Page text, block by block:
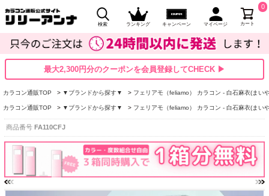
検索 ランキング キャンペーン マイページ カート
0
最大2,300円分のクーポンを会員登録してCHECK ▶
カラコン通販TOP ▼ブランドから探す▼ フェリアモ（feliamo） カラコン - 白石麻衣(まい
カラコン通販TOP ▼ブランドから探す▼ フェリアモ（feliamo） カラコン - 白石麻衣(まい
商品番号 FA110CFJ